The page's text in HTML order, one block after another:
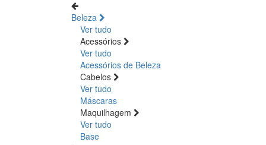
Beleza
Ver tudo
Acessórios
Ver tudo
Acessórios de Beleza
Cabelos
Ver tudo
Máscaras
Maquilhagem
Ver tudo
Base